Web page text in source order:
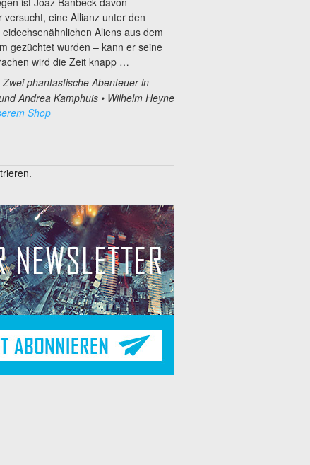
eine Allianz unter den
Aliens aus dem
gezüchtet wurden – kann er seine
wird die Zeit knapp …
phantastische Abenteuer in
Andrea Kamphuis • Wilhelm Heyne
Shop